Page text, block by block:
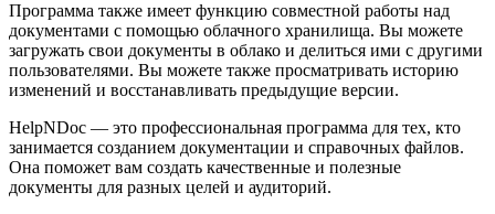
Программа также имеет функцию совместной работы над
документами с помощью облачного хранилища. Вы можете
загружать свои документы в облако и делиться ими с другими
пользователями. Вы можете также просматривать историю
изменений и восстанавливать предыдущие версии.
HelpNDoc — это профессиональная программа для тех, кто
занимается созданием документации и справочных файлов.
Она поможет вам создать качественные и полезные
документы для разных целей и аудиторий.